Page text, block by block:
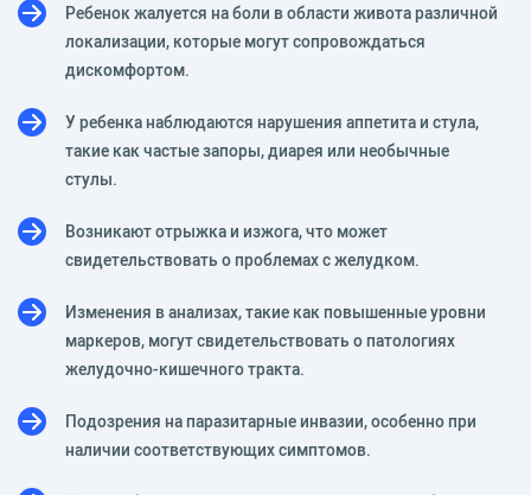
Ребенок жалуется на боли в области живота различной
локализации, которые могут сопровождаться
дискомфортом.
У ребенка наблюдаются нарушения аппетита и стула,
такие как частые запоры, диарея или необычные
стулы.
Возникают отрыжка и изжога, что может
свидетельствовать о проблемах с желудком.
Изменения в анализах, такие как повышенные уровни
маркеров, могут свидетельствовать о патологиях
желудочно-кишечного тракта.
Подозрения на паразитарные инвазии, особенно при
наличии соответствующих симптомов.